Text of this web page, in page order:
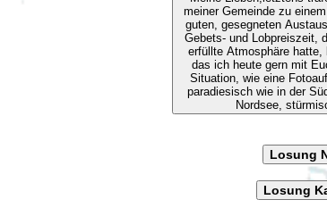
meiner Gemeinde zu einem Team-
guten, gesegneten
Gebets- und Lobpreiszeit,
erfüllte Atmosphäre hatte,
das ich heute gern mit
Situation, wie eine
paradiesisch wie in der
Nordsee,
Losung
Losung